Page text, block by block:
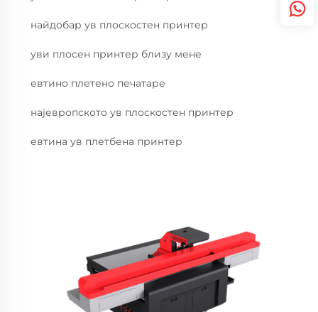
найдобар ув плоскостен принтер
уви плосен принтер близу мене
евтино плетено печатаре
нajевропското ув плоскостен принтер
евтина ув плетбена принтер